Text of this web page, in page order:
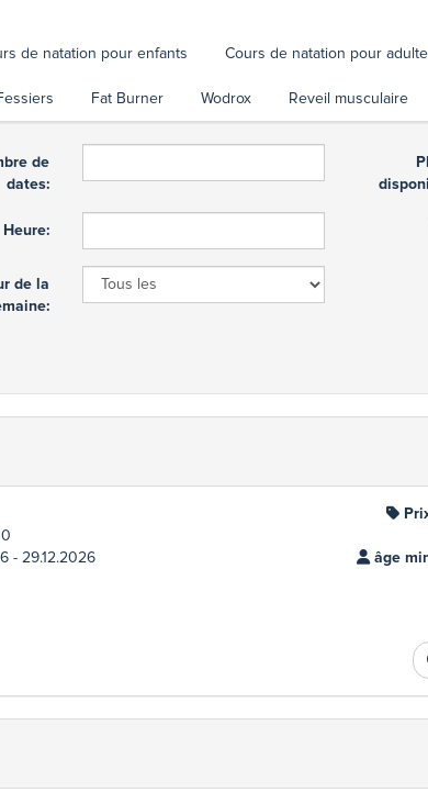
de natation pour enfants Cours de natation pour
Fat Burner Wodrox Reveil musculaire
de
dates:
Heure:
de la
- 29.12.2026
âge